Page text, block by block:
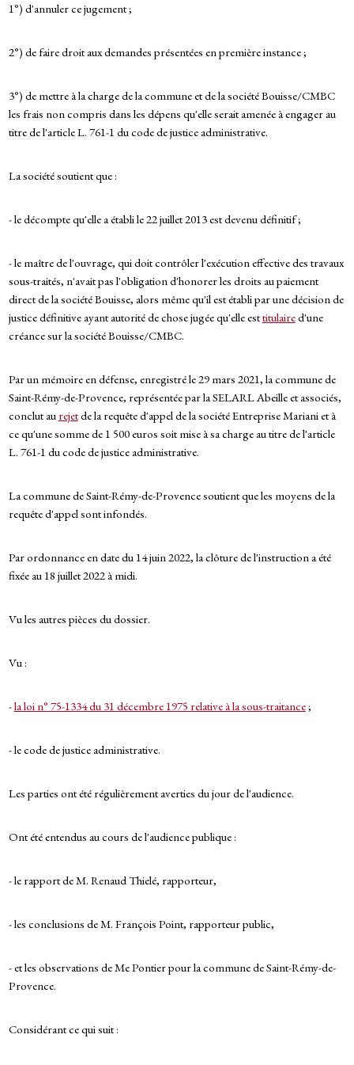
1°) d'annuler ce jugement ;
2°) de faire droit aux demandes présentées en première instance ;
3°) de mettre à la charge de la commune et de la société Bouisse/CMBC
les frais non compris dans les dépens qu'elle serait amenée à engager au
titre de l'article L. 761-1 du code de justice administrative.
La société soutient que :
- le décompte qu'elle a établi le 22 juillet 2013 est devenu définitif ;
- le maître de l'ouvrage, qui doit contrôler l'exécution effective des travaux
sous-traités, n'avait pas l'obligation d'honorer les droits au paiement
direct de la société Bouisse, alors même qu'il est établi par une décision de
justice définitive ayant autorité de chose jugée qu'elle esttitulaired'une
créance sur la société Bouisse/CMBC.
Par un mémoire en défense, enregistré le 29 mars 2021, la commune de
Saint-Rémy-de-Provence, représentée par la SELARL Abeille et associés,
conclut au rejetde la requête d'appel de la société Entreprise Mariani et à
ce qu'une somme de 1 500 euros soit mise à sa charge au titre de l'article
L. 761-1 du code de justice administrative.
La commune de Saint-Rémy-de-Provence soutient que les moyens de la
requête d'appel sont infondés.
Par ordonnance en date du 14 juin 2022, la clôture de l'instruction a été
fixée au 18 juillet 2022 à midi.
Vu les autres pièces du dossier.
Vu :
-la loi n° 75-1334 du 31 décembre 1975 relative à la sous-traitance;
- le code de justice administrative.
Les parties ont été régulièrement averties du jour de l'audience.
Ont été entendus au cours de l'audience publique :
- le rapport de M. Renaud Thielé, rapporteur,
- les conclusions de M. François Point, rapporteur public,
- et les observations de Me Pontier pour la commune de Saint-Rémy-de-
Provence.
Considérant ce qui suit :